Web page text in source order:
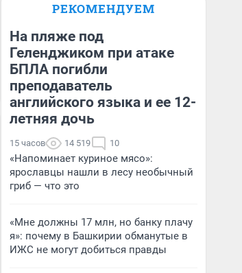
РЕКОМЕНДУЕМ
На пляже под
Геленджиком при атаке
БПЛА погибли
преподаватель
английского языка и ее 12-
летняя дочь
15 часов 14 519 10
«Напоминает куриное мясо»:
ярославцы нашли в лесу необычный
гриб — что это
«Мне должны 17 млн, но банку плачу
я»: почему в Башкирии обманутые в
ИЖС не могут добиться правды